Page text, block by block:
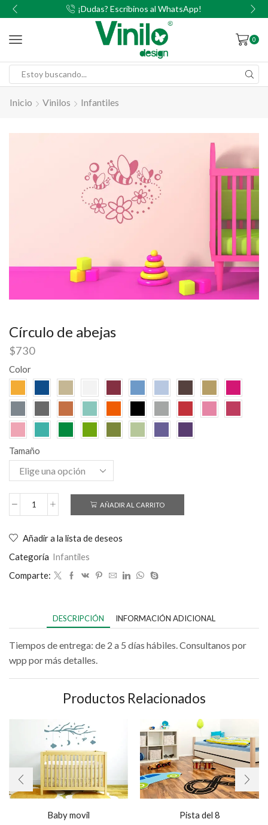
¡Dudas? Escribinos al WhatsApp!
0
Inicio Vinilos Infantiles
Círculo de abejas
$730
Color
Tamaño
AÑADIR AL CARRITO
Añadir a la lista de deseos
Categoría Infantiles
Comparte:
DESCRIPCIÓN INFORMACIÓN ADICIONAL
Tiempos de entrega: de 2 a 5 días hábiles. Consultanos por
wpp por más detalles.
Productos Relacionados
Baby movil Pista del 8